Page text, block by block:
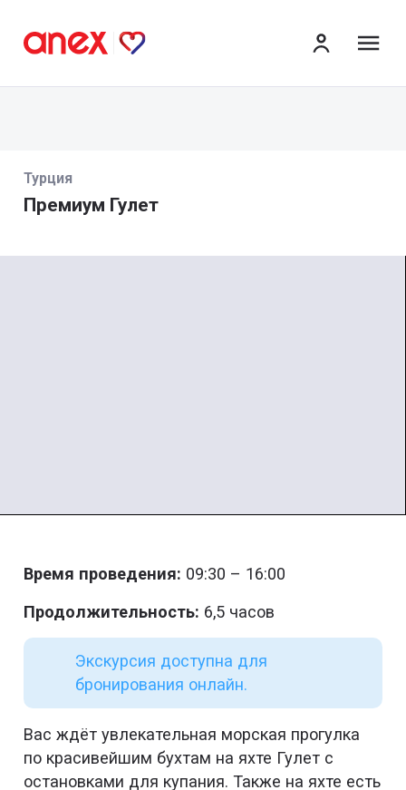
Турция
Премиум Гулет
Время проведения: 09:30 – 16:00
Продолжительность: 6,5 часов
Экскурсия доступна для
бронирования онлайн.
Вас ждёт увлекательная морская прогулка
по красивейшим бухтам на яхте Гулет с
остановками для купания. Также на яхте есть